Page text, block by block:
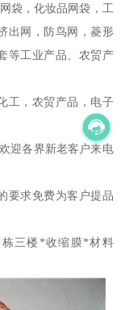
袋，化妆品网袋，工
出网，防鸟网，菱形
等工业产品、农贸产
工，农贸产品，电子
迎各界新老客户来电
要求免费为客户提品
三楼*收缩膜*材料